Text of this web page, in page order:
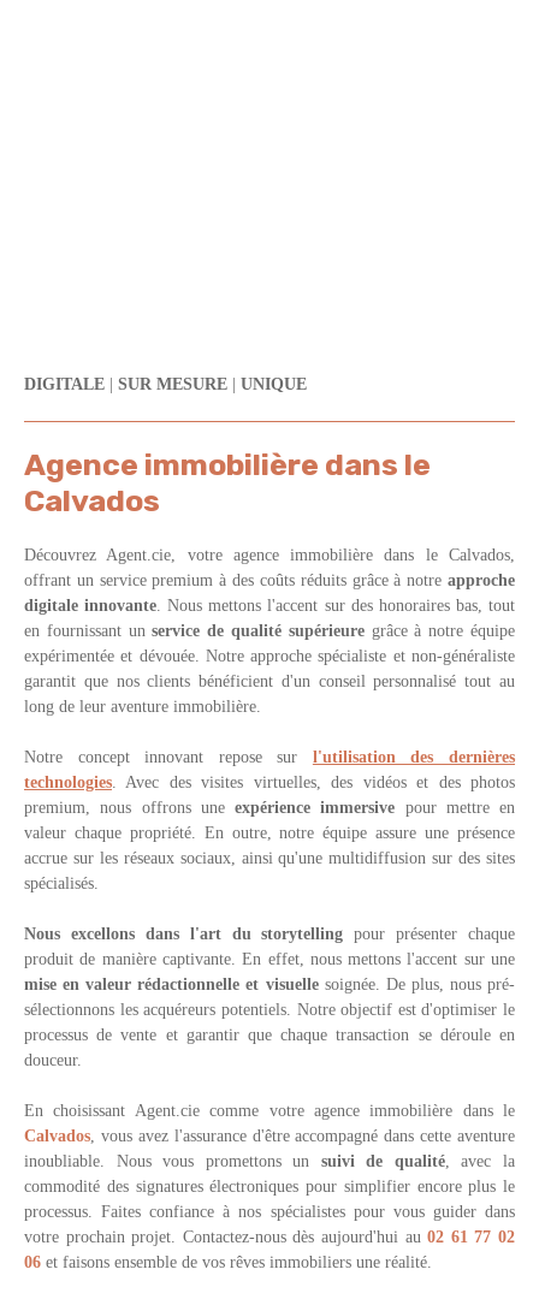
DIGITALE | SUR MESURE | UNIQUE
Agence immobilière dans le
Calvados
Découvrez Agent.cie, votre agence immobilière dans le Calvados,
offrant un service premium à des coûts réduits grâce à notre approche
digitale innovante. Nous mettons l'accent sur des honoraires bas, tout
en fournissant unservice de qualité supérieuregrâce à notre équipe
expérimentée et dévouée. Notre approche spécialiste et non-généraliste
garantit que nos clients bénéficient d'un conseil personnalisé tout au
long de leur aventure immobilière.
Notre concept innovant repose sur l'utilisation des dernières
technologies. Avec des visites virtuelles, des vidéos et des photos
premium, nous offrons une expérience immersive pour mettre en
valeur chaque propriété. En outre, notre équipe assure une présence
accrue sur les réseaux sociaux, ainsi qu'une multidiffusion sur des sites
spécialisés.
Nous excellons dans l'art du storytelling pour présenter chaque
produit de manière captivante. En effet, nous mettons l'accent sur une
mise en valeur rédactionnelle et visuelle soignée. De plus, nous pré-
sélectionnons les acquéreurs potentiels. Notre objectif est d'optimiser le
processus de vente et garantir que chaque transaction se déroule en
douceur.
En choisissant Agent.cie comme votre agence immobilière dans le
Calvados, vous avez l'assurance d'être accompagné dans cette aventure
inoubliable. Nous vous promettons un suivi de qualité, avec la
commodité des signatures électroniques pour simplifier encore plus le
processus. Faites confiance à nos spécialistes pour vous guider dans
votre prochain projet. Contactez-nous dès aujourd'hui au02 61 77 02
06 et faisons ensemble de vos rêves immobiliers une réalité.